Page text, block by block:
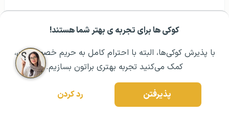
کوکی ها برای تجربه ی بهتر شما هستند!
با پذیرش کوکی‌ها، البته با احترام کامل به حریم خصوصیتون،
کمک می‌کنید تجربه بهتری براتون بسازیم.
پذیرفتن رد کردن
مشــاوره اولیه رایگان: ۰۲۱ ۴۳۰۰۰ ۰۲۱ رزرو مشاوره تخصصی
بورسیه‌های تحصیلی نیوزلند
بورسیه‌های تحصیلی مجارستان
بورسیه‌های تحصیلی کانادا